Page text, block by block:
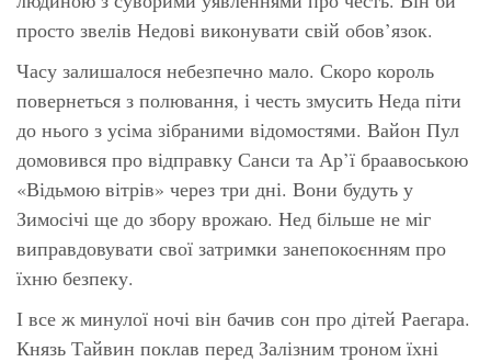
просто звелів Недові виконувати свій обов’язок.
Часу залишалося небезпечно мало. Скоро король
повернеться з полювання, і честь змусить Неда піти
до нього з усіма зібраними відомостями. Вайон Пул
домовився про відправку Санси та Ар’ї браавоською
«Відьмою вітрів» через три дні. Вони будуть у
Зимосічі ще до збору врожаю. Нед більше не міг
виправдовувати свої затримки занепокоєнням про
їхню безпеку.
І все ж минулої ночі він бачив сон про дітей Раегара.
Князь Тайвин поклав перед Залізним троном їхні